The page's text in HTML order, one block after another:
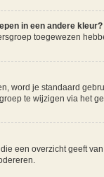
in een andere kleur?
toegewezen
word je standaard
te wijzigen via het
een overzicht geeft